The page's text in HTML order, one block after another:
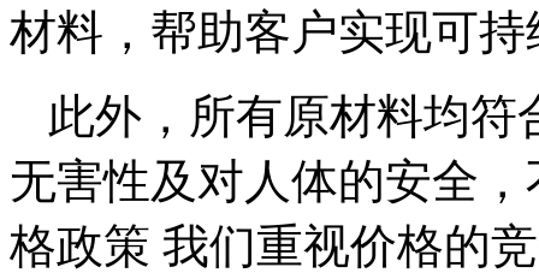
材料，帮助客户实现可
此外，所有原材料均
无害性及对人体的安全
格政策 我们重视价格的